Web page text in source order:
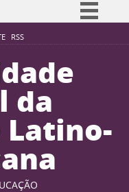
RSS
Simplifique!
Participe
à informação
Legislação
Canais
da